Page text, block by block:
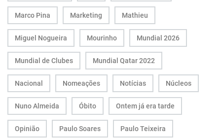
Marco Pina Marketing Mathieu
Miguel Nogueira Mourinho Mundial 2026
Mundial de Clubes Mundial Qatar 2022
Nacional Nomeações Notícias Núcleos
Nuno Almeida Óbito Ontem já era tarde
Opinião Paulo Soares Paulo Teixeira